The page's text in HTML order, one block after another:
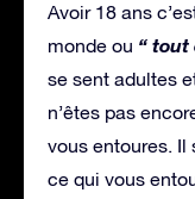
Avoir 18 ans
monde ou “ tout
se sent adultes
n’êtes pas
vous entoures. Il
ce qui vous